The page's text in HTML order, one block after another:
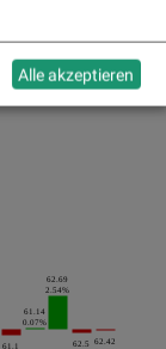
61.1
61.14
0.07%
62.69
2.54%
62.5 62.42
Alle akzeptieren